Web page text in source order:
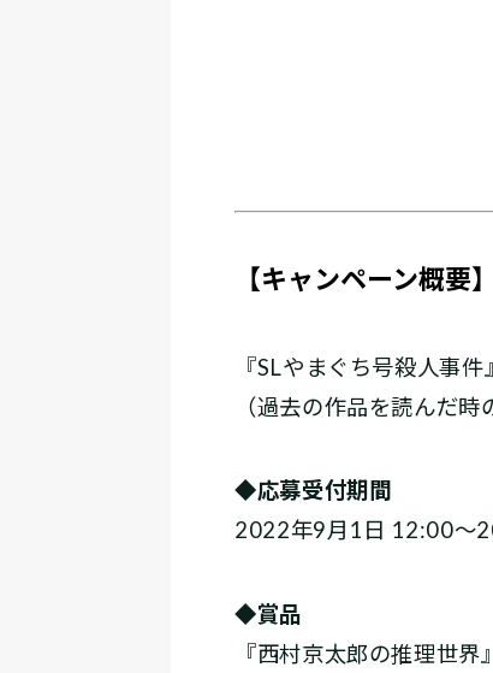
【キャンペーン概要】
『SLやまぐち号殺人事
（過去の作品を読んだ時
◆応募受付期間
2022年9月1日 12:00～
◆賞品
『西村京太郎の推理世